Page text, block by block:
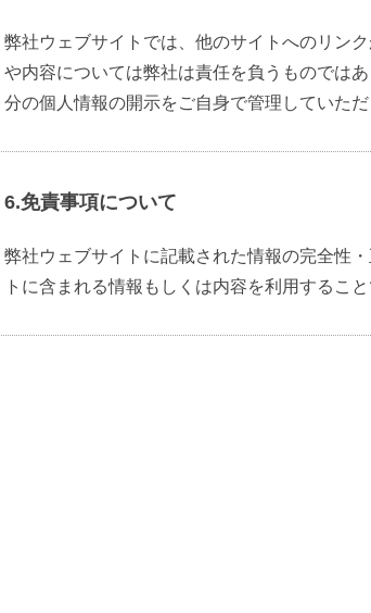
弊社ウェブサイトでは、他のサイトへのリン
や内容については弊社は責任を負うものでは
分の個人情報の開示をご自身で管理していた
6.免責事項について
弊社ウェブサイトに記載された情報の完全性
トに含まれる情報もしくは内容を利用するこ